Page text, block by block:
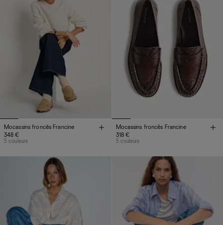
Mocassins froncés Francine
348 €
5 couleurs
Mocassins froncés Francine
318 €
5 couleurs